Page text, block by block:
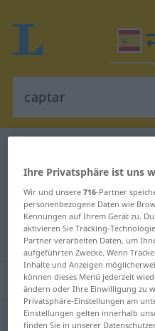
Spanisch-
"captar"
"captar"
„captar“:
captar [kapˈtar]v/t
Ihre Privatsphäre ist uns
Wir und unsere716-Partner
personenbezogene Daten wie
Kennungen auf Ihrem Gerät zu.
aktivieren Sie Tracking-
Partner verarbeiten Daten, um
aufgeführten Zwecke. Wenn
Inhalte und Anzeigen
können dieses Menü jederzeit
ändern oder Ihre Einwilligung zu
Privatsphäre-Einstellungen am
Einstellungen gelten innerhalb
finden Sie in unserer